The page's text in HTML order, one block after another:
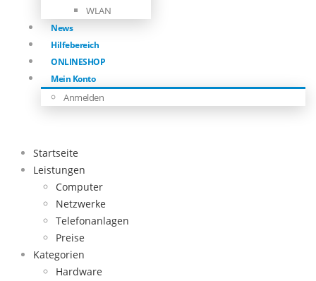
WLAN
News
Hilfebereich
ONLINESHOP
Mein Konto
Anmelden
Startseite
Leistungen
Computer
Netzwerke
Telefonanlagen
Preise
Kategorien
Hardware